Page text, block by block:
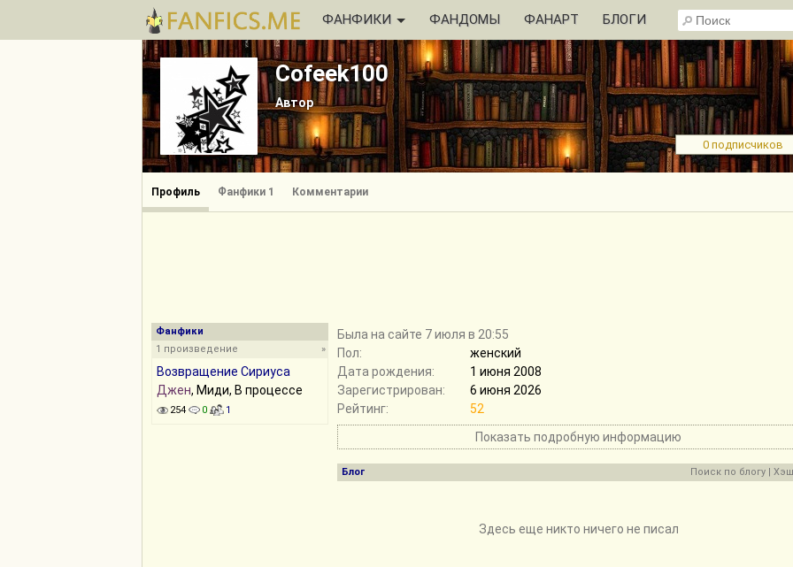
ФАНФИКИ ФАНДОМЫ ФАНАРТ БЛОГИ
Cofeek100
Автор
0 подписчиков
Профиль Фанфики 1 Комментарии
Фанфики
1 произведение
»
Возвращение Сириуса
Джен, Миди, В процессе
254 0 1
Былa на сайте 7 июля в 20:55
Пол:
женский
Дата рождения:
1 июня 2008
Зарегистрирован:
6 июня 2026
Рейтинг:
52
Показать подробную информацию
Блог Поиск по блогу |
Здесь еще никто ничего не писал